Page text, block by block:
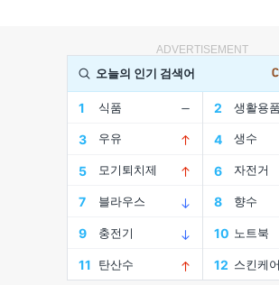
ADVERTISEMENT